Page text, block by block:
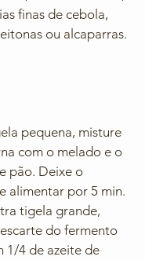
finas de cebola,
ou alcaparras.
pequena, misture
com o melado e o
pão. Deixe o
alimentar por 5 min.
tigela grande,
do fermento
1/4 de azeite de